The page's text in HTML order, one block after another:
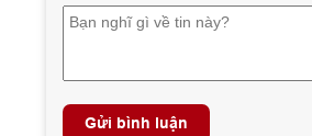
Gửi bình luận